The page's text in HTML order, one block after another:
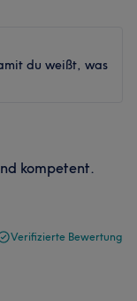
du weißt, was
kompetent.
Verifizierte Bewertung